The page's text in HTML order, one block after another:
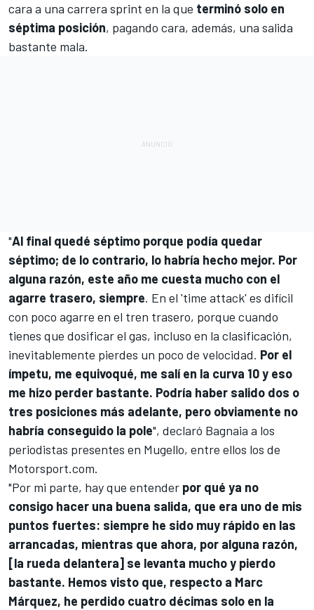
cara a una carrera sprint en la que terminó solo en
séptima posición, pagando cara, además, una salida
bastante mala.
"Al final quedé séptimo porque podía quedar
séptimo; de lo contrario, lo habría hecho mejor. Por
alguna razón, este año me cuesta mucho con el
agarre trasero, siempre. En el 'time attack' es difícil
con poco agarre en el tren trasero, porque cuando
tienes que dosificar el gas, incluso en la clasificación,
inevitablemente pierdes un poco de velocidad. Por el
ímpetu, me equivoqué, me salí en la curva 10 y eso
me hizo perder bastante. Podría haber salido dos o
tres posiciones más adelante, pero obviamente no
habría conseguido la pole", declaró Bagnaia a los
periodistas presentes en Mugello, entre ellos los de
Motorsport.com.
"Por mi parte, hay que entender por qué ya no
consigo hacer una buena salida, que era uno de mis
puntos fuertes: siempre he sido muy rápido en las
arrancadas, mientras que ahora, por alguna razón,
[la rueda delantera] se levanta mucho y pierdo
bastante. Hemos visto que, respecto a Marc
Márquez, he perdido cuatro décimas solo en la